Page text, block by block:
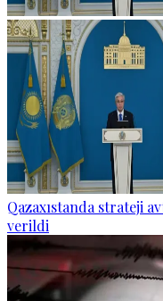
Qazaxıstanda strateji
verildi